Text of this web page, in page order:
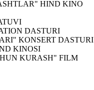
HIND KINO
DASTURI
KONSERT DASTURI
KINOSI
KURASH" FILM